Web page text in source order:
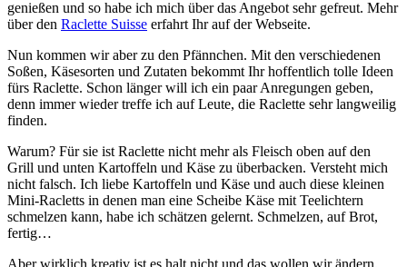
genießen und so habe ich mich über das Angebot sehr gefreut. Mehr
über den Raclette Suisse erfahrt Ihr auf der Webseite.
Nun kommen wir aber zu den Pfännchen. Mit den verschiedenen
Soßen, Käsesorten und Zutaten bekommt Ihr hoffentlich tolle Ideen
fürs Raclette. Schon länger will ich ein paar Anregungen geben,
denn immer wieder treffe ich auf Leute, die Raclette sehr langweilig
finden.
Warum? Für sie ist Raclette nicht mehr als Fleisch oben auf den
Grill und unten Kartoffeln und Käse zu überbacken. Versteht mich
nicht falsch. Ich liebe Kartoffeln und Käse und auch diese kleinen
Mini-Racletts in denen man eine Scheibe Käse mit Teelichtern
schmelzen kann, habe ich schätzen gelernt. Schmelzen, auf Brot,
fertig…
Aber wirklich kreativ ist es halt nicht und das wollen wir ändern.